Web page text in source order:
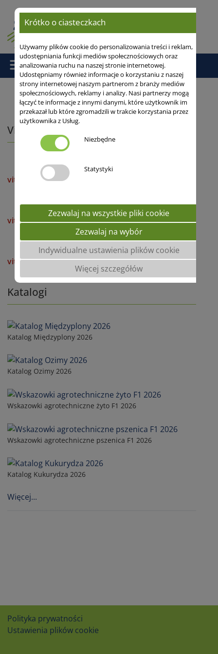
Strona główna/
Katalogi
Katalog Międzyplony 2026
Katalog Ozimy 2026
Wskazowki agrotechniczne żyto F1 2026
Wskazowki agrotechniczne pszenica F1 2026
Katalog Kukurydza 2026
Więcej...
Viterra® wsiewki wśródplonowe
viterra® BEISAAT FEIN
viterra® BEISAAT FEIN WINTER
viterra® BEISAAT GROB
Krótko o ciasteczkach
Używamy plików cookie do personalizowania treści i reklam,
udostępniania funkcji mediów społecznościowych oraz
analizowania ruchu na naszej stronie internetowej.
Udostępniamy również informacje o korzystaniu z naszej
strony internetowej naszym partnerom z branży mediów
społecznościowych, reklamy i analizy. Nasi partnerzy mogą
łączyć te informacje z innymi danymi, które użytkownik im
przekazał lub które zgromadzili w trakcie korzystania przez
użytkownika z Usług.
Niezbędne
Statystyki
Zezwalaj na wszystkie pliki cookie
Zezwalaj na wybór
Indywidualne ustawienia plików cookie
Więcej szczegółów
Polityka prywatności
Ustawienia plików cookie